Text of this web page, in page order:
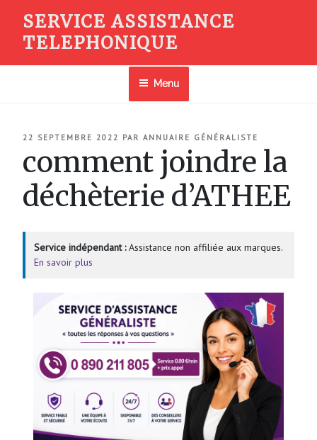
contenu
SERVICE ASSISTANCE
TELEPHONIQUE
Menu
PUBLIÉ
22 SEPTEMBRE 2022 PAR ANNUAIRE GÉNÉRALISTE
comment joindre la
déchèterie d’ATHEE
Service indépendant :Assistance non affiliée aux marques.
En savoir plus